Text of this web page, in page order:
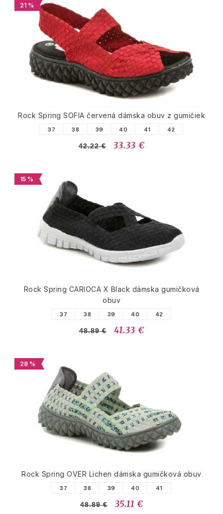
21 %
Rock Spring SOFIA červená dámska obuv z gumičiek
37 38 39 40 41 42
42.22 € 33.33 €
15 %
Rock Spring CARIOCA X Black dámska gumičková
obuv
37 38 39 40 42
48.89 € 41.33 €
28 %
Rock Spring OVER Lichen dámska gumičková obuv
37 38 39 40 41
48.89 € 35.11 €